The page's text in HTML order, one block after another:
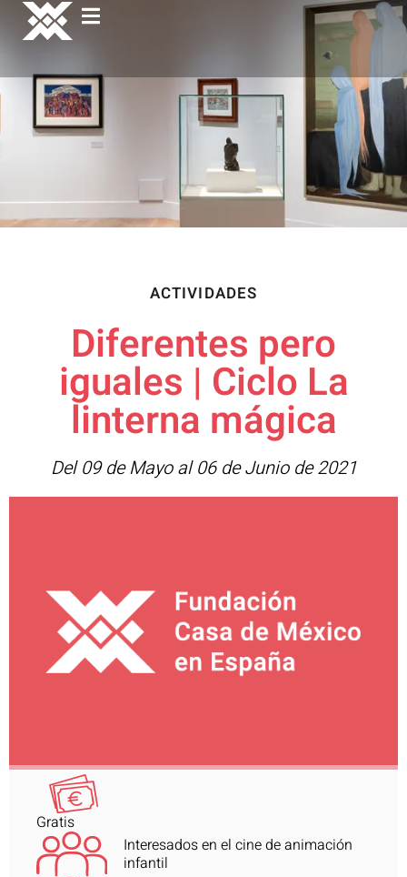
ACTIVIDADES
Diferentes pero
iguales | Ciclo La
linterna mágica
Del 09 de Mayo al 06 de Junio de 2021
Gratis
Interesados en el cine de animación
infantil